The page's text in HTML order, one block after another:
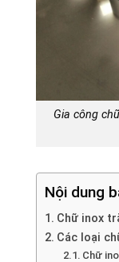
Gia công
Nội dung
Chữ inox
Các loại
Chữ